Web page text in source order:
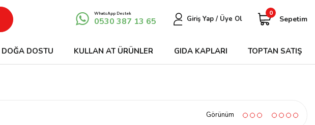
WhatsApp Destek
0530 387 13 65 Giriş Yap / Üye Ol
0
Sepetim
DOĞA DOSTU KULLAN AT ÜRÜNLER GIDA KAPLARI TOPTAN SATIŞ
Görünüm